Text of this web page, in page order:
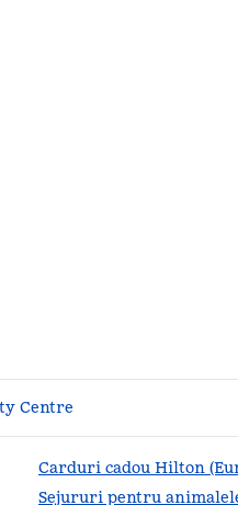
Centre
Carduri cadou Hilton
Sejururi pentru